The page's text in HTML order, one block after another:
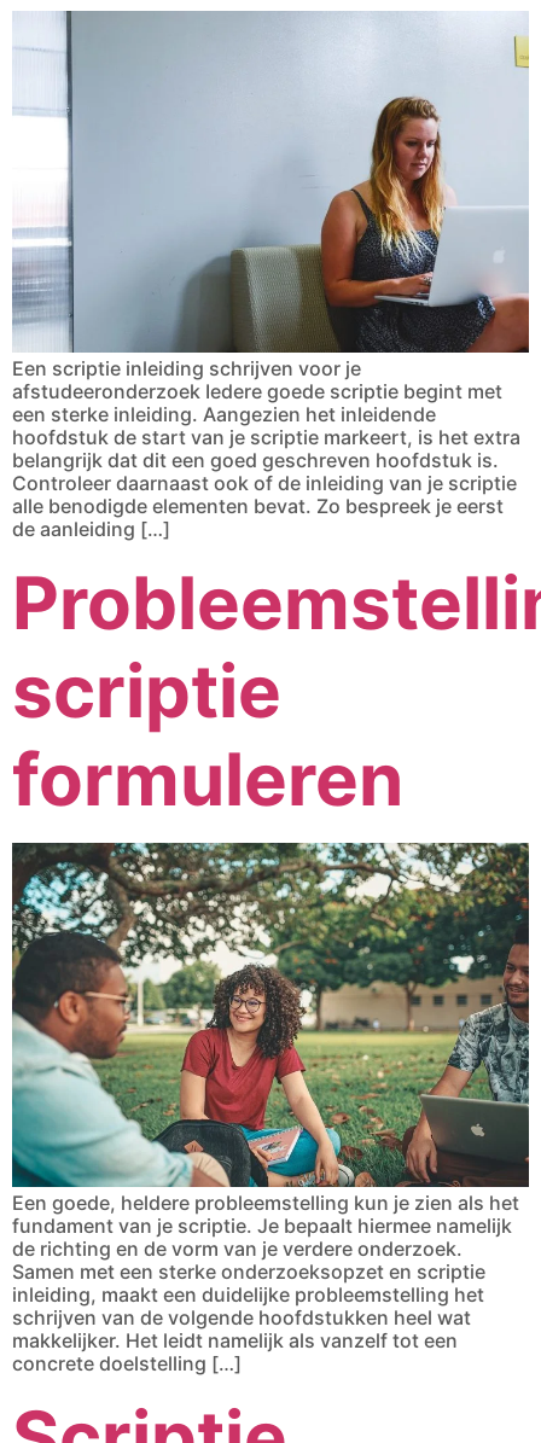
Een scriptie inleiding schrijven voor je
afstudeeronderzoek Iedere goede scriptie begint met
een sterke inleiding. Aangezien het inleidende
hoofdstuk de start van je scriptie markeert, is het extra
belangrijk dat dit een goed geschreven hoofdstuk is.
Controleer daarnaast ook of de inleiding van je scriptie
alle benodigde elementen bevat. Zo bespreek je eerst
de aanleiding […]
scriptie
formuleren
Een goede, heldere probleemstelling kun je zien als het
fundament van je scriptie. Je bepaalt hiermee namelijk
de richting en de vorm van je verdere onderzoek.
Samen met een sterke onderzoeksopzet en scriptie
inleiding, maakt een duidelijke probleemstelling het
schrijven van de volgende hoofdstukken heel wat
makkelijker. Het leidt namelijk als vanzelf tot een
concrete doelstelling […]